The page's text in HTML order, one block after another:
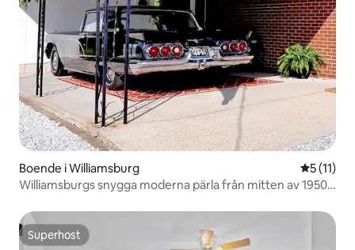
Boende i Williamsburg 5 av 5 i
5 (11)
Williamsburgs snygga moderna pärla från mitten av 1950-
Superhost
Superhost